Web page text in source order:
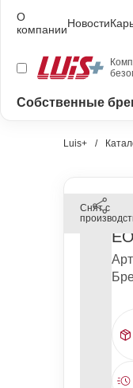
О
компанииНовости
Собственные
Luis+
Снят с